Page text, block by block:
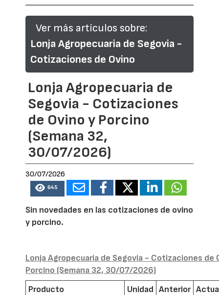
Ver más artículos sobre:
Lonja Agropecuaria de Segovia -
Cotizaciones de Ovino
Lonja Agropecuaria de
Segovia - Cotizaciones
de Ovino y Porcino
(Semana 32,
30/07/2026)
30/07/2026
645
Sin novedades en las cotizaciones de ovino
y porcino.
Lonja Agropecuaria de Segovia - Cotizaciones de
Porcino (Semana 32, 30/07/2026)
Producto
Unidad Anterior